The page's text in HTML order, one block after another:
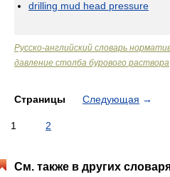
drilling mud head pressure
Русско-английский словарь
давление столба бурового раствора
Страницы Следующая →
1 2
См. также в других